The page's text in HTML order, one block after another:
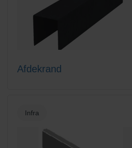
Afdekrand
Infra